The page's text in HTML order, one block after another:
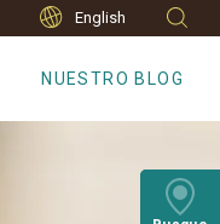
English
NUESTRO BLOG